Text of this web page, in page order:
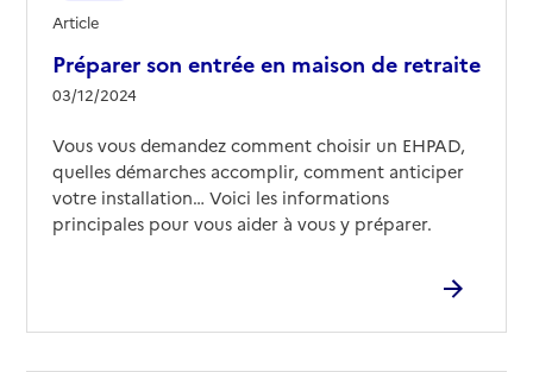
EHPAD Les lavières
Adresse
Rue des Boicheux
03 84 64 60 41
Contact
Mis à jour le : 24/02/2026
Préparer son entrée en maison de retraite
03/12/2024
Article
Vous vous demandez comment choisir un EHPAD,
quelles démarches accomplir, comment anticiper
votre installation… Voici les informations
principales pour vous aider à vous y préparer.